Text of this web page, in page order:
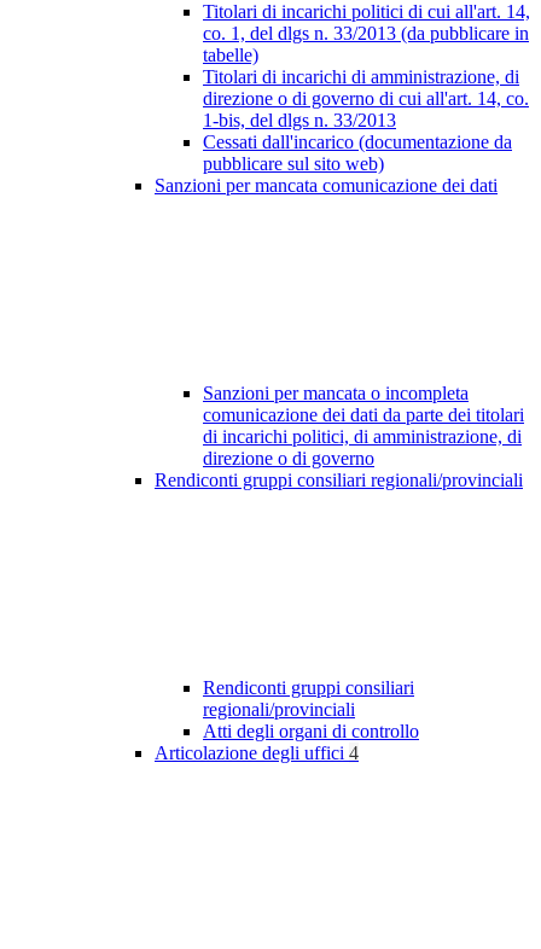
Titolari di incarichi politici di cui all'art. 14,
co. 1, del dlgs n. 33/2013 (da pubblicare in
tabelle)
Titolari di incarichi di amministrazione, di
direzione o di governo di cui all'art. 14, co.
1-bis, del dlgs n. 33/2013
Cessati dall'incarico (documentazione da
pubblicare sul sito web)
Sanzioni per mancata comunicazione dei dati
Sanzioni per mancata o incompleta
comunicazione dei dati da parte dei titolari
di incarichi politici, di amministrazione, di
direzione o di governo
Rendiconti gruppi consiliari regionali/provinciali
Rendiconti gruppi consiliari
regionali/provinciali
Atti degli organi di controllo
Articolazione degli uffici 4